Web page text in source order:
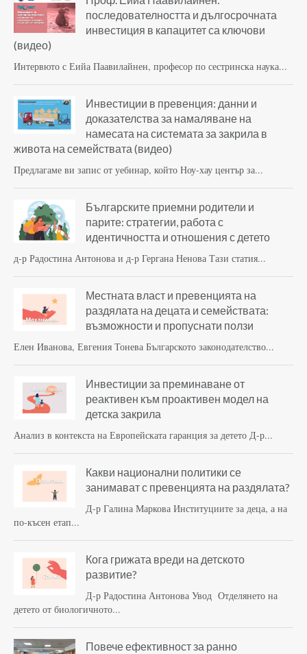
последователността и дългосрочната
инвестиция в капацитет са ключови
(видео)
Интервюто с Еийа Паавилайнен, професор по сестринска наука...
Инвестиции в превенция: данни и
доказателства за намаляване на
намесата на системата за закрила в
живота на семействата (видео)
Предлагаме ви запис от уебинар, който Ноу-хау център за...
Българските приемни родители и
парите: стратегии, работа с
идентичността и отношения с детето
д-р Радостина Антонова и д-р Гергана Ненова Тази статия...
Местната власт и превенцията на
раздялата на децата и семействата:
възможности и пропуснати ползи
Елен Иванова, Евгения Тонева Българското законодателство...
Инвестиции за преминаване от
реактивен към проактивен модел на
детска закрила
Анализ в контекста на Европейската гаранция за детето Д-р...
Какви национални политики се
занимават с превенцията на раздялата?
Д-р Галина Маркова Институциите за деца, а на
по-късен етап...
Кога грижата вреди на детското
развитие?
Д-р Радостина Антонова Увод Отделянето на
детето от биологичното...
Повече ефективност за ранно